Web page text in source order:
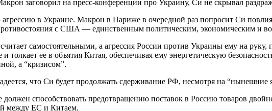
заговорил на пресс-конференции про Украину, Си не скрывал
в Украине. Макрон в Париже в очередной раз попросит Си
с США — единственным политическим, экономическим и
самостоятельными, а агрессия России против Украины ему на
толкает ее в объятия Китая, обеспечивая ему энергетическую
а “кризисом”.
что Си будет продолжать сдерживание РФ, несмотря на “нынешние
способствовать предотвращению поставок в Россию товаров
между ЕС и Китаем.